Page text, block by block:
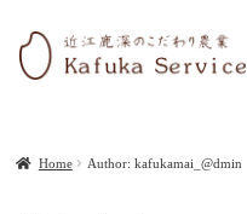
ナ
ビ
シ
コ
ン
ツ Home Author: kafukamai_@dmin